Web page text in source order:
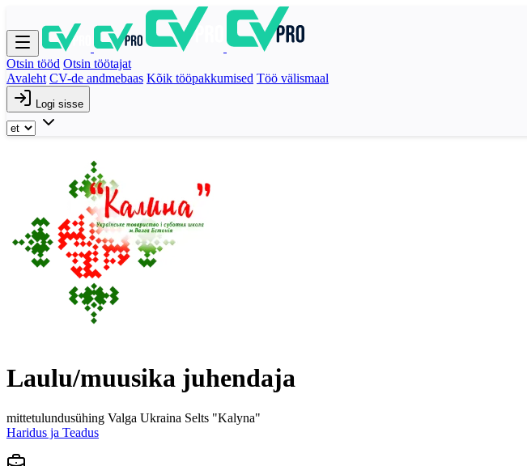
Otsin tööd Otsin töötajat
Avaleht CV-de andmebaas Kõik tööpakkumised Töö välismaal
Logi sisse
Laulu/muusika juhendaja
mittetulundusühing Valga Ukraina Selts "Kalyna"
Haridus ja Teadus